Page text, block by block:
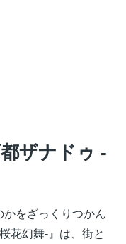
ザナドゥ -
をざっくりつかん
花幻舞-』は、街と